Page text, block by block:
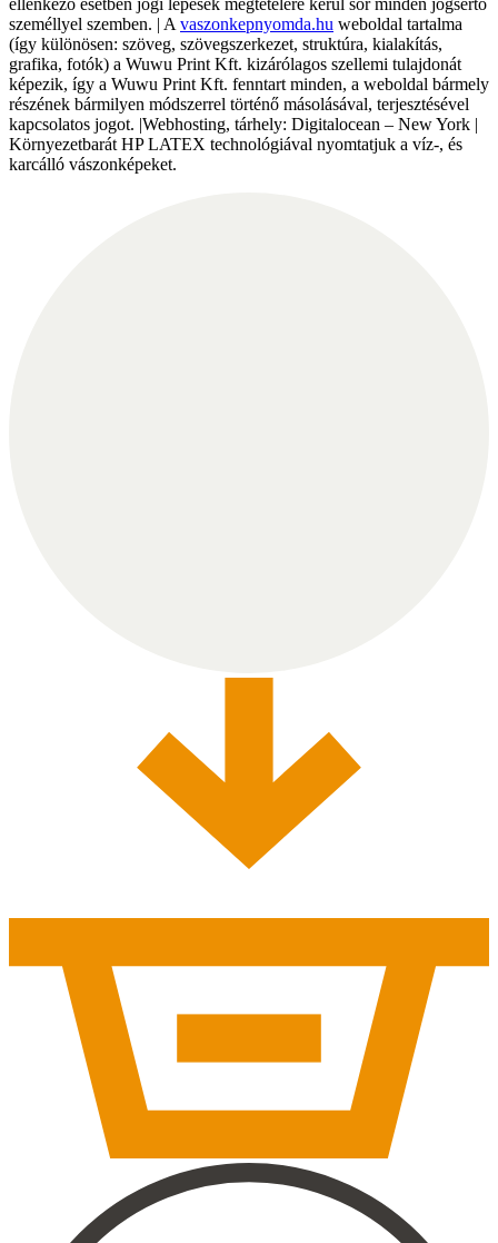
ellenkező esetben jogi lépések megtételére kerül sor minden jogsértő
személlyel szemben. | A vaszonkepnyomda.hu weboldal tartalma
(így különösen: szöveg, szövegszerkezet, struktúra, kialakítás,
grafika, fotók) a Wuwu Print Kft. kizárólagos szellemi tulajdonát
képezik, így a Wuwu Print Kft. fenntart minden, a weboldal bármely
részének bármilyen módszerrel történő másolásával, terjesztésével
kapcsolatos jogot. |Webhosting, tárhely: Digitalocean – New York |
Környezetbarát HP LATEX technológiával nyomtatjuk a víz-, és
karcálló vászonképeket.